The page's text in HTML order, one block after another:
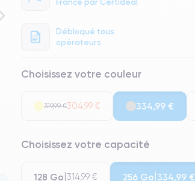
France par Certideal
Débloqué tous
opérateurs
Choisissez votre couleur
319,99 €304,99 € 334,99 €
Choisissez votre capacité
128 Go 314,99 € 256 Go 334,99 €